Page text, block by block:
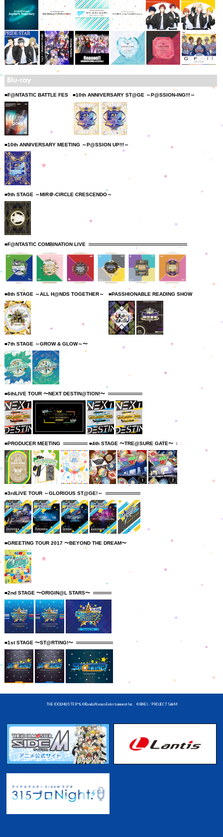
■F@NTASTIC BATTLE FES ■10th ANNIVERSARY ST@GE ～P@SSION-ING!!!～
■10th ANNIVERSARY MEETING ～P@SSION UP!!!～
■9th STAGE ～MIR＠-CIRCLE CRESCENDO～
■F@NTASTIC COMBINATION LIVE
■8th STAGE ～ALL H@NDS TOGETHER～ ■PASSHIONABLE READING SHOW
■7th STAGE ～GROW & GLOW～〜
■6thLIVE TOUR 〜NEXT DESTIN@TION!〜
■PRODUCER MEETING ■4th STAGE 〜TRE@SURE GATE〜
■3rdLIVE TOUR ～GLORIOUS ST@GE!～
■GREETING TOUR 2017 〜BEYOND THE DREAM〜
■2nd STAGE 〜ORIGIN@L STARS〜
■1st STAGE 〜ST@RTING!〜
THE IDOLM@STER™& ©Bandai Namco Entertainment Inc. © BNEI／PROJECT SideM